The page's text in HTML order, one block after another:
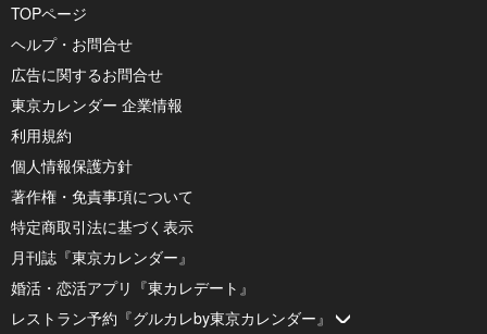
TOPページ
ヘルプ・お問合せ
広告に関するお問合せ
東京カレンダー 企業情報
利用規約
個人情報保護方針
著作権・免責事項について
特定商取引法に基づく表示
月刊誌『東京カレンダー』
婚活・恋活アプリ『東カレデート』
レストラン予約『グルカレby東京カレンダー』